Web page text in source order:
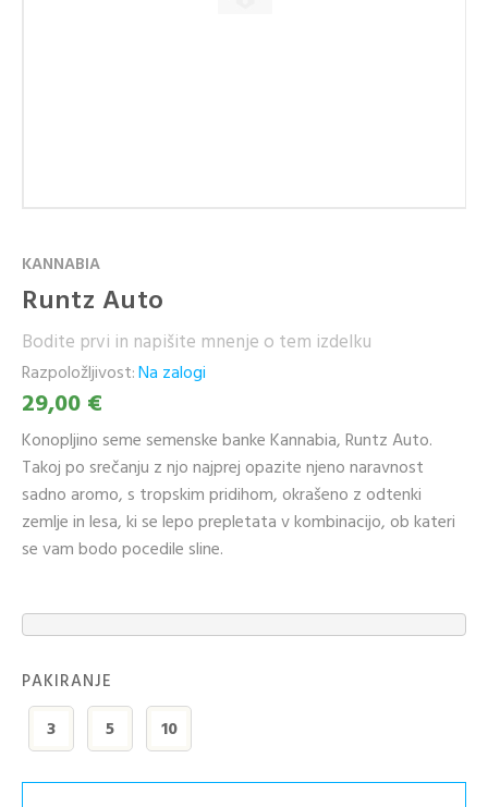
KANNABIA
Runtz Auto
Bodite prvi in napišite mnenje o tem izdelku
Razpoložljivost:Na zalogi
29,00 €
Konopljino seme semenske banke Kannabia, Runtz Auto.
Takoj po srečanju z njo najprej opazite njeno naravnost
sadno aromo, s tropskim pridihom, okrašeno z odtenki
zemlje in lesa, ki se lepo prepletata v kombinacijo, ob kateri
se vam bodo pocedile sline.
PAKIRANJE
3 5 10